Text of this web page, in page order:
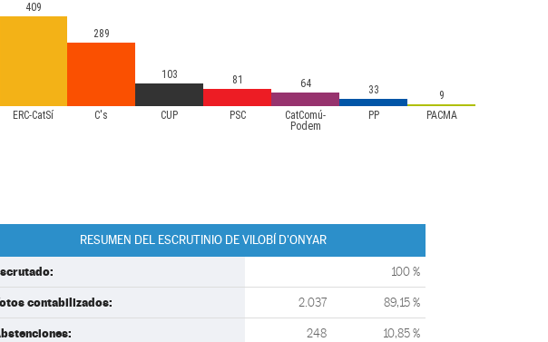
ERC-CatSí C's CUP PSC
CatComú-
Podem
PP PACMA
409
289
103 81 64 33 9
RESUMEN DEL ESCRUTINIO DE VILOBÍ D'ONYAR
100 %
contabilizados: 2.037 89,15 %
248 10,85 %